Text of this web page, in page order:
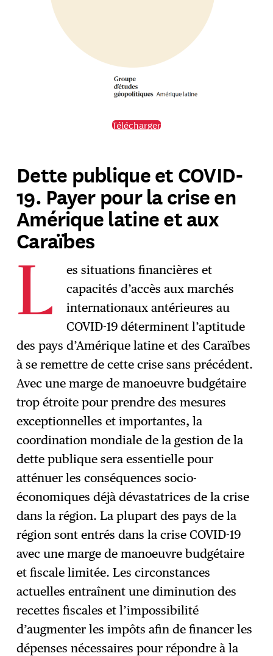
Télécharger
Dette publique et COVID-
19. Payer pour la crise en
Amérique latine et aux
Caraïbes
L
es situations financières et
capacités d’accès aux marchés
internationaux antérieures au
COVID-19 déterminent l’aptitude
des pays d’Amérique latine et des Caraïbes
à se remettre de cette crise sans précédent.
Avec une marge de manoeuvre budgétaire
trop étroite pour prendre des mesures
exceptionnelles et importantes, la
coordination mondiale de la gestion de la
dette publique sera essentielle pour
atténuer les conséquences socio-
économiques déjà dévastatrices de la crise
dans la région. La plupart des pays de la
région sont entrés dans la crise COVID-19
avec une marge de manoeuvre budgétaire
et fiscale limitée. Les circonstances
actuelles entraînent une diminution des
recettes fiscales et l’impossibilité
d’augmenter les impôts afin de financer les
dépenses nécessaires pour répondre à la